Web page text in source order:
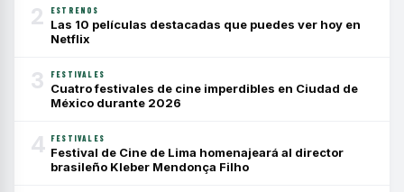
2 ESTRENOS
Las 10 películas destacadas que puedes ver hoy en
Netflix
3 FESTIVALES
Cuatro festivales de cine imperdibles en Ciudad de
México durante 2026
4 FESTIVALES
Festival de Cine de Lima homenajeará al director
brasileño Kleber Mendonça Filho